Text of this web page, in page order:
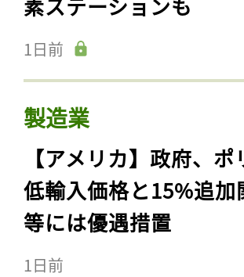
1日前
製造業
【アメリカ】政府、
低輸入価格と15%追
等には優遇措置
1日前